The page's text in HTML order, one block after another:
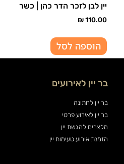
יין לבן לזכר הדר כהן | כשר
₪110.00
הוספה לסל
בר יין לאירועים
בר יין לחתונה
בר יין לאירוע פרטי
מלצרים להגשת יין
הזמנת אירוע טעימות יין